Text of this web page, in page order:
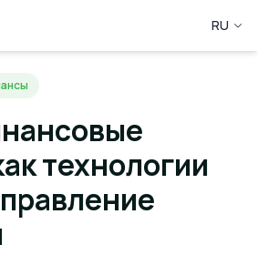
RU
технологии